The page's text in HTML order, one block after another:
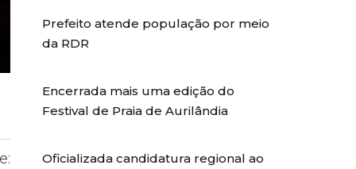
Prefeito atende população por meio
da RDR
Encerrada mais uma edição do
Festival de Praia de Aurilândia
Oficializada candidatura regional ao